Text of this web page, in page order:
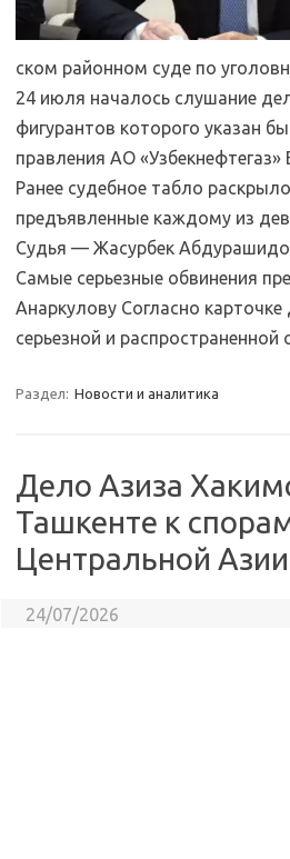
ском районном суде по
24 июля началось слушание
фигурантов которого указан
правления АО
Ранее судебное табло
предъявленные каждому из
Судья — Жасурбек
Самые серьезные обвинения
Анаркулову Согласно карточке
серьезной и распространенной
Раздел: Новости и аналитика
Дело Азиза
Ташкенте к
Центральной
24/07/2026